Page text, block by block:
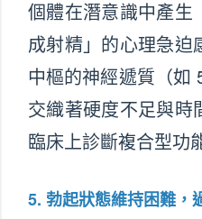
個體在潛意識中產生
成射精」的心理急迫
中樞的神經遞質（如
交織著硬度不足與時
臨床上診斷複合型功
5. 勃起狀態維持困難，